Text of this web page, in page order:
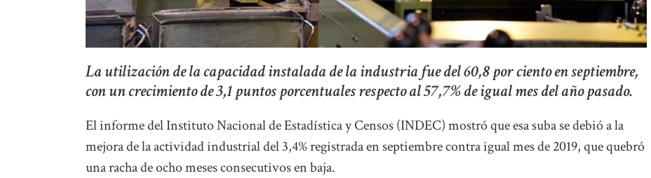
La utilización de la capacidad instalada de la industria fue del 60,8 por ciento en septiembre,
con un crecimiento de 3,1 puntos porcentuales respecto al 57,7% de igual mes del año pasado.
El informe del Instituto Nacional de Estadística y Censos (INDEC) mostró que esa suba se debió a la
mejora de la actividad industrial del 3,4% registrada en septiembre contra igual mes de 2019, que quebró
una racha de ocho meses consecutivos en baja.